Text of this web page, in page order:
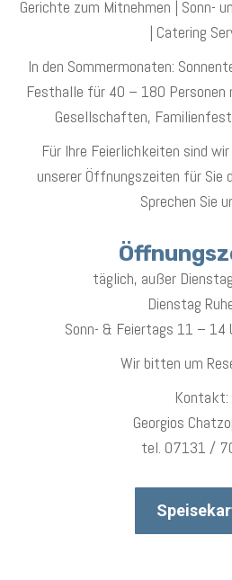
Gerichte zum Mitnehmen | Sonn-
| Catering
In den Sommermonaten:
Festhalle für 40 – 180
Gesellschaften,
Für Ihre Feierlichkeiten sind
unserer Öffnungszeiten für Sie
Sprechen Sie
täglich, außer
Dienstag
Sonn- & Feiertags 11 – 14
Wir bitten um
Kontakt:
Georgios
tel. 07131 /